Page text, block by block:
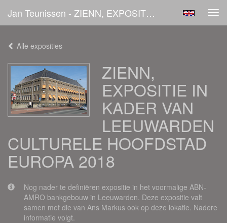
Jan Teunissen - ZIENN, EXPOSITIE IN KADER VAN LEEUWARDEN CULTURELE HOOFDSTAD EUROPA 2018
Alle exposities
ZIENN,
EXPOSITIE IN
KADER VAN
LEEUWARDEN
CULTURELE HOOFDSTAD
EUROPA 2018
Nog nader te definiëren expositie in het voormalige ABN-
AMRO bankgebouw in Leeuwarden. Deze expositie valt
samen met die van Ans Markus ook op deze lokatie. Nadere
informatie volgt.